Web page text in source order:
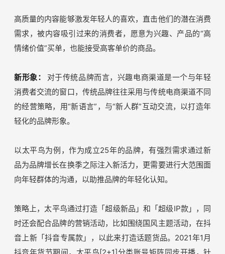
式”营销越发失去吸引力。年轻消费者的决策链路更偏向在
浏览内容时刚好发现感兴趣的商品，激发购买意图。在这一
背景下，消费品牌在兴趣电商渠道的营销，转向内容生产能
Z世代在品牌选择上有深刻见解…积极快速地尝试自己感
兴趣的事情，确定自己想要进行深入挖掘的领域。——青
山资本《Z世代报告》
高质量的内容能够激发年轻人的喜欢，直击他们的潜在消费
需求，被内容吸引过来的消费者，愿意为兴趣、产品的“高
新形象：对于传统品牌而言，兴趣电商渠道是一个与年轻
消费者交流的窗口，传统品牌往往采用与传统电商渠道不同
的经营策略，用“新语言”，与“新人群”互动交流，以打造年